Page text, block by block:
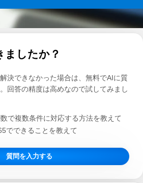
ましたか？
決できなかった場合は、無料でAIに質
回答の精度は高めなので試してみまし
で複数条件に対応する方法を教えて
でできることを教えて
質問を入力する